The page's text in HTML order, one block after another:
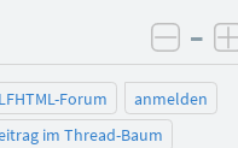
–
Forum
anmelden
im Thread-Baum